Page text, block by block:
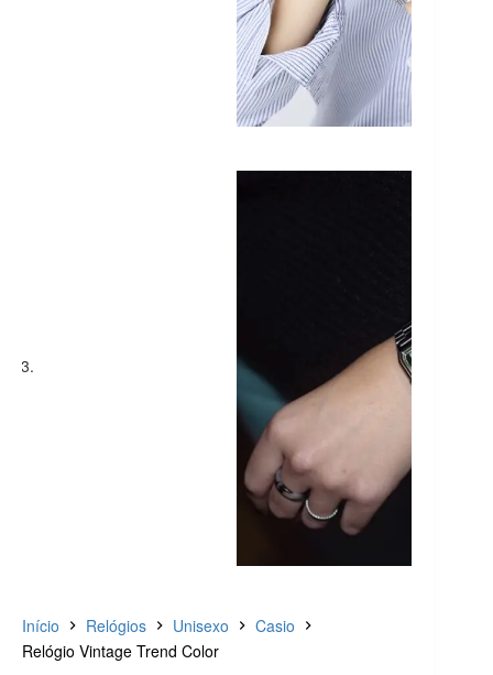
Início Relógios Unisexo
Casio
Relógio Vintage Trend Color